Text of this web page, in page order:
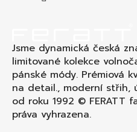
Jsme dynamická česká
limitované kolekce
pánské módy. Prémiová
na detail., moderní střih,
od roku 1992 © FERATT
práva vyhrazena.